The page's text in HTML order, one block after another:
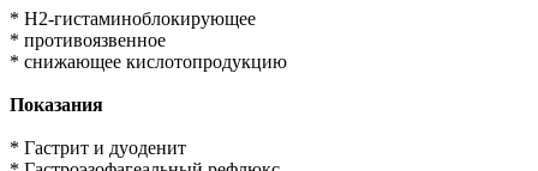
* H2-гистаминоблокирующее
* противоязвенное
* снижающее кислотопродукцию
Показания
* Гастрит и дуоденит